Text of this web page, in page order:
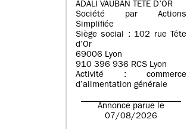
ADALI VAUBAN TETE D’OR
Société par Actions
Simplifiée
Siège social : 102 rue Tête
d’Or
69006 Lyon
910 396 936 RCS Lyon
Activité : commerce
d’alimentation générale
Annonce parue le
07/08/2026